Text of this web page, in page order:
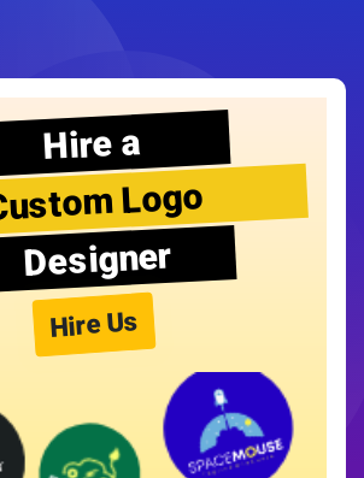
Hire a
Logo
Designer
Hire Us